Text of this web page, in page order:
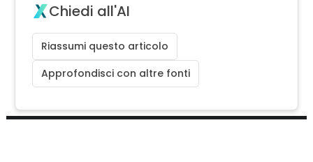
Chiedi all'AI
Riassumi questo articolo
Approfondisci con altre fonti